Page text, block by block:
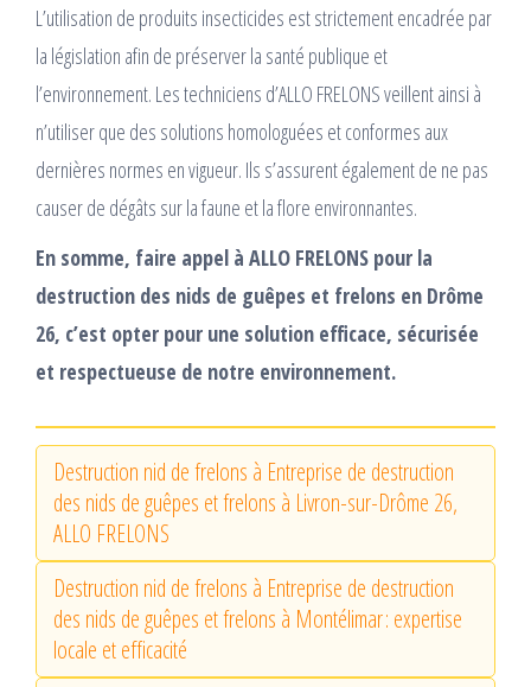
L’utilisation de produits insecticides est strictement encadrée par
la législation afin de préserver la santé publique et
l’environnement. Les techniciens d’ALLO FRELONS veillent ainsi à
n’utiliser que des solutions homologuées et conformes aux
dernières normes en vigueur. Ils s’assurent également de ne pas
causer de dégâts sur la faune et la flore environnantes.
En somme, faire appel à ALLO FRELONS pour la
destruction des nids de guêpes et frelons en Drôme
26, c’est opter pour une solution efficace, sécurisée
et respectueuse de notre environnement.
Destruction nid de frelons à Entreprise de destruction
des nids de guêpes et frelons à Livron-sur-Drôme 26,
ALLO FRELONS
Destruction nid de frelons à Entreprise de destruction
des nids de guêpes et frelons à Montélimar : expertise
locale et efficacité